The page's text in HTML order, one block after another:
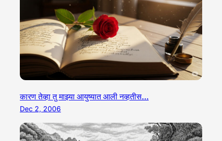
कारण तेव्हा तु माझ्या आयुष्यात आली नव्हतीस…
Dec 2, 2006